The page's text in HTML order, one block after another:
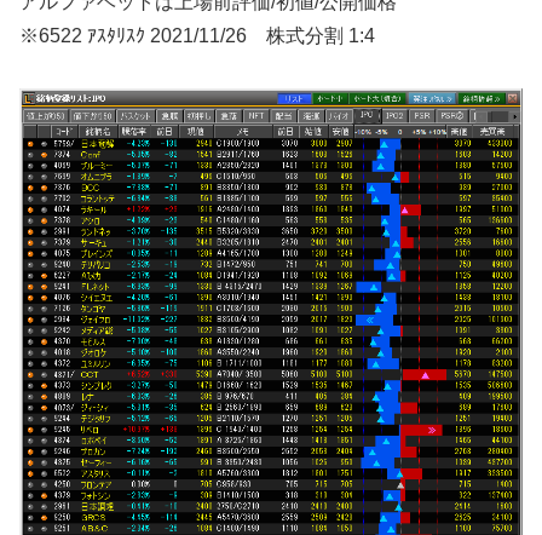
※6522 ｱｽﾀﾘｽｸ 2021/11/26 株式分割 1:4